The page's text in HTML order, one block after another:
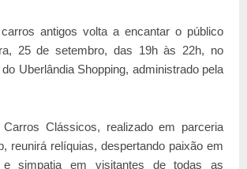
antigos volta a encantar o público
25 de setembro, das 19h às 22h, no
Uberlândia Shopping, administrado pela
Clássicos, realizado em parceria
reunirá relíquias, despertando paixão em
e simpatia em visitantes de todas as